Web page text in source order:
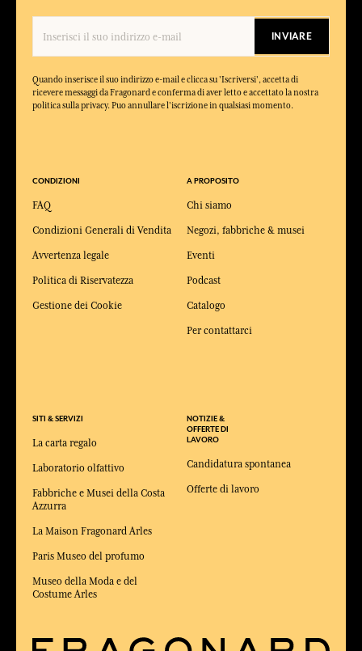
INVIARE
Quando inserisce il suo indirizzo e-mail e clicca su 'Iscriversi', accetta di
ricevere messaggi da Fragonard e conferma di aver letto e accettato la nostra
politica sulla privacy. Puo annullare l'iscrizione in qualsiasi momento.
CONDIZIONI
FAQ
Condizioni Generali di Vendita
Avvertenza legale
Politica di Riservatezza
Gestione dei Cookie
SITI & SERVIZI
La carta regalo
Laboratorio olfattivo
Fabbriche e Musei della Costa
Azzurra
La Maison Fragonard Arles
Paris Museo del profumo
Museo della Moda e del
Costume Arles
A PROPOSITO
Chi siamo
Negozi, fabbriche & musei
Eventi
Podcast
Catalogo
Per contattarci
NOTIZIE &
OFFERTE DI
LAVORO
Candidatura spontanea
Offerte di lavoro